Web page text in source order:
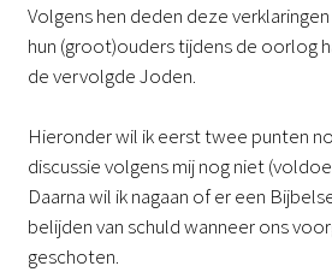
Volgens hen deden deze
hun (groot)ouders tijdens de oorlog
de vervolgde Joden.
Hieronder wil ik eerst twee punten
discussie volgens mij nog niet
Daarna wil ik nagaan of er een
belijden van schuld wanneer ons
geschoten.